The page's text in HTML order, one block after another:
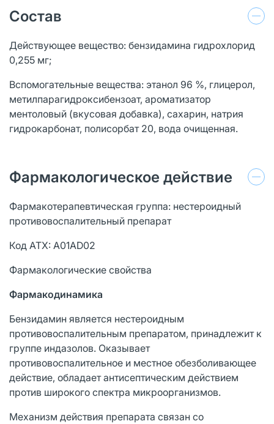
Состав
Действующее вещество: бензидамина гидрохлорид
0,255 мг;
Вспомогательные вещества: этанол 96 %, глицерол,
метилпарагидроксибензоат, ароматизатор
ментоловый (вкусовая добавка), сахарин, натрия
гидрокарбонат, полисорбат 20, вода очищенная.
Фармакологическое действие
Фармакотерапевтическая группа: нестероидный
противовоспалительный препарат
Код АТХ: А01AD02
Фармакологические свойства
Фармакодинамика
Бензидамин является нестероидным
противовоспалительным препаратом, принадлежит к
группе индазолов. Оказывает
противовоспалительное и местное обезболивающее
действие, обладает антисептическим действием
против широкого спектра микроорганизмов.
Механизм действия препарата связан со